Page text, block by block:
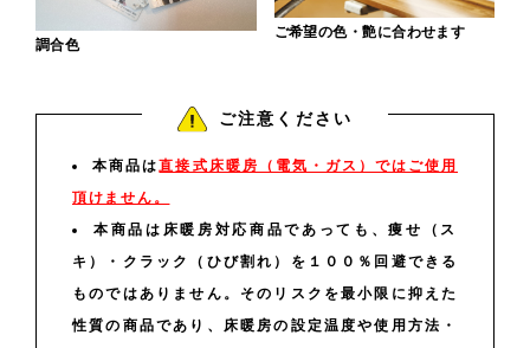
調合色
ご希望の色・艶に合わせます
ご注意ください
本商品は直接式床暖房（電気・ガス）ではご使用
頂けません。
本商品は床暖房対応商品であっても、痩せ（ス
キ）・クラック（ひび割れ）を１００％回避できる
ものではありません。そのリスクを最小限に抑えた
性質の商品であり、床暖房の設定温度や使用方法・